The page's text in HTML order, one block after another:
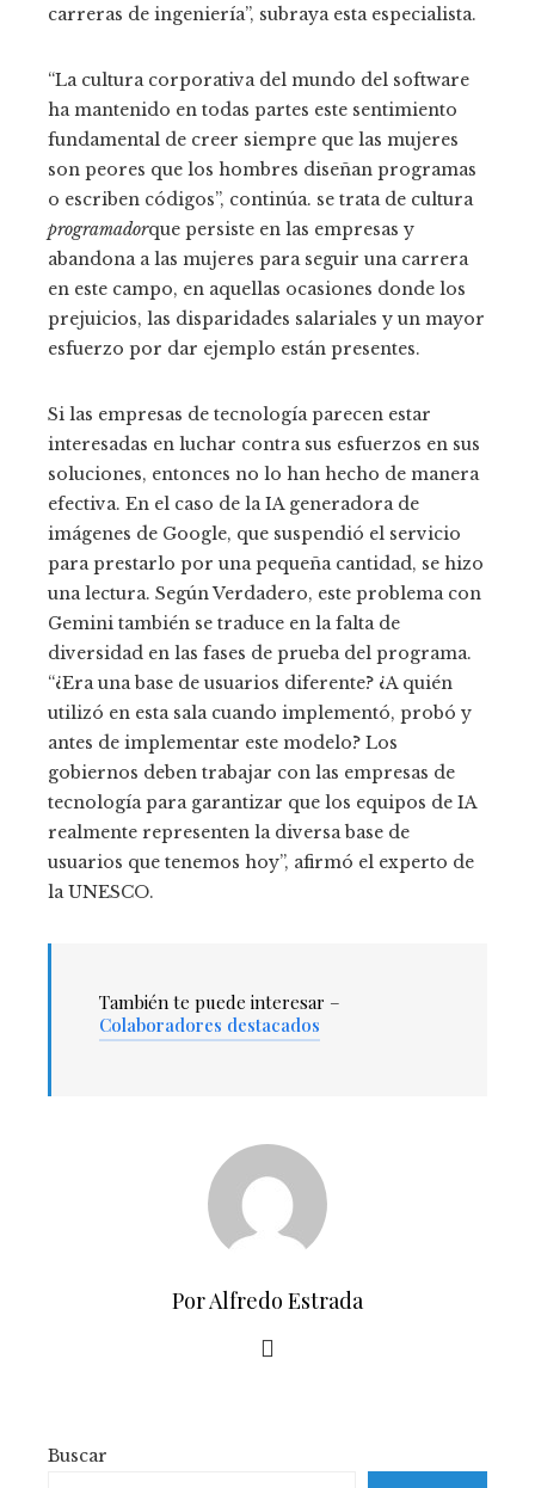
carreras de ingeniería”, subraya esta especialista.
“La cultura corporativa del mundo del software
ha mantenido en todas partes este sentimiento
fundamental de creer siempre que las mujeres
son peores que los hombres diseñan programas
o escriben códigos”, continúa. se trata de cultura
programadorque persiste en las empresas y
abandona a las mujeres para seguir una carrera
en este campo, en aquellas ocasiones donde los
prejuicios, las disparidades salariales y un mayor
esfuerzo por dar ejemplo están presentes.
Si las empresas de tecnología parecen estar
interesadas en luchar contra sus esfuerzos en sus
soluciones, entonces no lo han hecho de manera
efectiva. En el caso de la IA generadora de
imágenes de Google, que suspendió el servicio
para prestarlo por una pequeña cantidad, se hizo
una lectura. Según Verdadero, este problema con
Gemini también se traduce en la falta de
diversidad en las fases de prueba del programa.
“¿Era una base de usuarios diferente? ¿A quién
utilizó en esta sala cuando implementó, probó y
antes de implementar este modelo? Los
gobiernos deben trabajar con las empresas de
tecnología para garantizar que los equipos de IA
realmente representen la diversa base de
usuarios que tenemos hoy”, afirmó el experto de
la UNESCO.
También te puede interesar –
Colaboradores destacados
Por Alfredo Estrada
Buscar